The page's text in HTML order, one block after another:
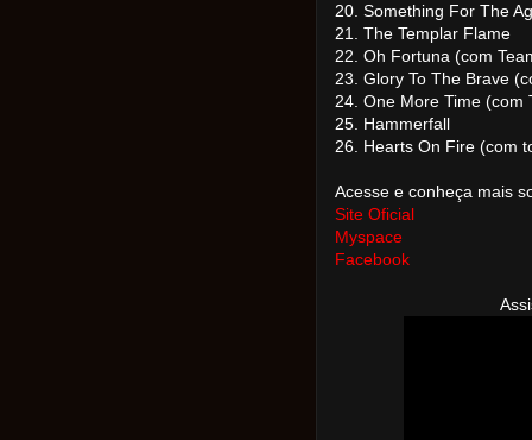
20. Something For The
21. The Templar Flame
22. Oh Fortuna (com
23. Glory To The Brave
24. One More Time (com
25. Hammerfall
26. Hearts On Fire (com
Acesse e conheça mais
Site Oficial
Myspace
Facebook